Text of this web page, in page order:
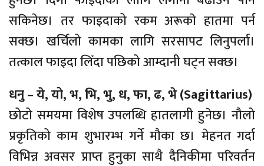
सकिनेछ। तर फाइदाको रकम अरूकाे हातमा पर्न
सक्छ। खर्चिलो कामका लागि सरसापट लिनुपर्ला।
तत्काल फाइदा लिँदा पछिको आम्दानी घट्न सक्छ।
धनु – ये, यो, भ, भि, भु, ध, फा, ढ, भे (Sagittarius)
छोटो समयमा विशेष उपलब्धि हातलागी हुनेछ। नौलो
प्रकृतिको काम शुभारम्भ गर्ने मौका छ। मेहनत गर्दा
विभिन्न अवसर प्राप्त हुनुका साथै दैनिकीमा परिवर्तन